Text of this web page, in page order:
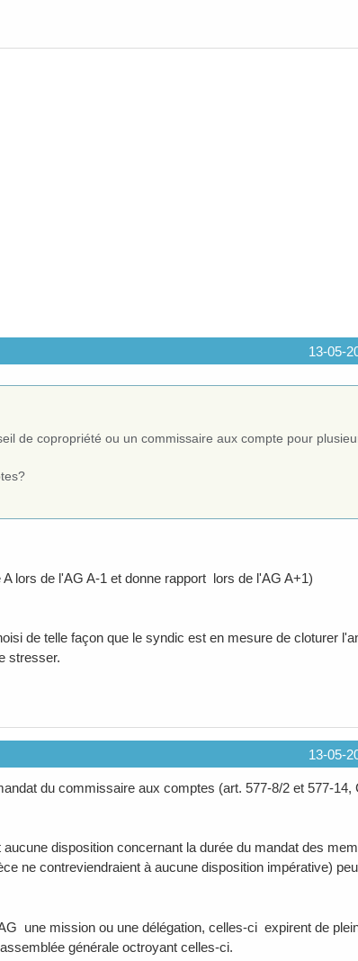
13-05-
de copropriété ou un commissaire aux compte pour
lors de l'AG A-1 et donne rapport lors de l'AG A+1)
de telle façon que le syndic est en mesure de cloturer
stresser.
13-05-
du commissaire aux comptes (art. 577-8/2 et 577-14,
disposition concernant la durée du mandat des
ne contreviendraient à aucune disposition impérative)
une mission ou une délégation, celles-ci expirent de
générale octroyant celles-ci.